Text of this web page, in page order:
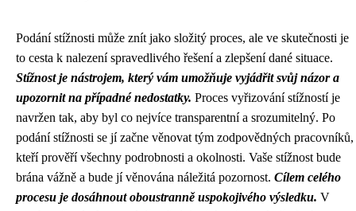
Podání stížnosti může znít jako složitý proces, ale ve skutečnosti je
to cesta k nalezení spravedlivého řešení a zlepšení dané situace.
Stížnost je nástrojem, který vám umožňuje vyjádřit svůj názor a
upozornit na případné nedostatky. Proces vyřizování stížností je
navržen tak, aby byl co nejvíce transparentní a srozumitelný. Po
podání stížnosti se jí začne věnovat tým zodpovědných pracovníků,
kteří prověří všechny podrobnosti a okolnosti. Vaše stížnost bude
brána vážně a bude jí věnována náležitá pozornost. Cílem celého
procesu je dosáhnout oboustranně uspokojivého výsledku. V